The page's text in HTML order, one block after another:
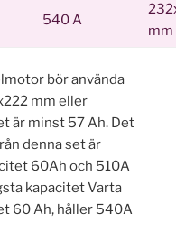
540 A
mm
bör använda
mm eller
är minst 57 Ah. Det
denna set är
60Ah och 510A
kapacitet Varta
60 Ah, håller 540A